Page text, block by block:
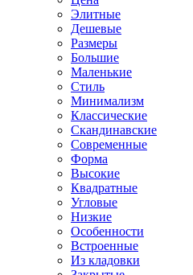
Элитные
Дешевые
Размеры
Большие
Маленькие
Стиль
Минимализм
Классические
Скандинавские
Современные
Форма
Высокие
Квадратные
Угловые
Низкие
Особенности
Встроенные
Из кладовки